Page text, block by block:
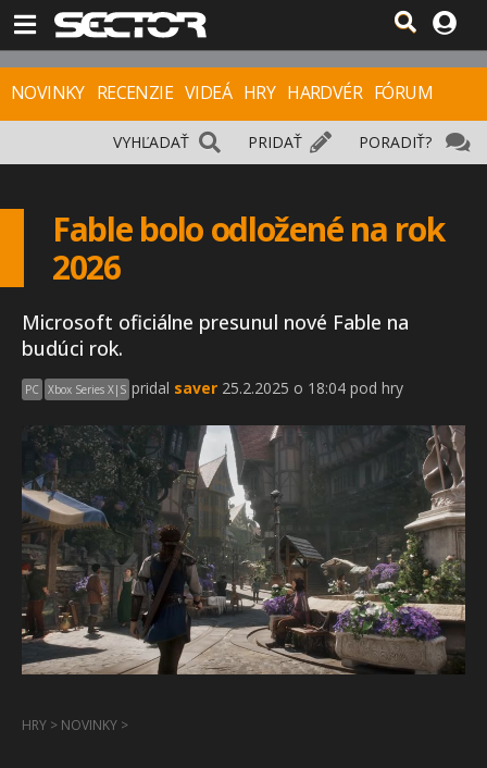
NOVINKY RECENZIE VIDEÁ HRY HARDVÉR FÓRUM
PORADIŤ?
PRIDAŤ
VYHĽADAŤ
Fable bolo odložené na rok
2026
Microsoft oficiálne presunul nové Fable na
budúci rok.
PC Xbox Series X|S pridal saver 25.2.2025 o 18:04 pod hry
HRY > NOVINKY >